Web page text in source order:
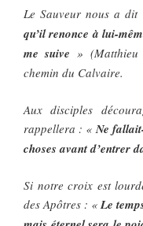
Le Sauveur nous a
qu’il renonce à lui-
me suive »
chemin du Calvaire.
Aux disciples
rappellera : « Ne
choses avant d’entrer
Si notre croix est
des Apôtres : «Le